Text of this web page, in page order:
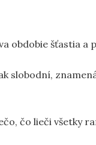
obdobie šťastia a
slobodní,
čo lieči všetky